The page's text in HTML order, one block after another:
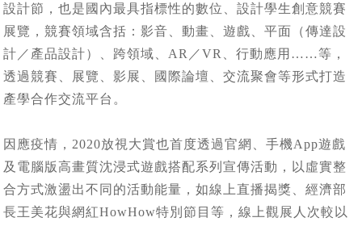
設計節，也是國內最具指標性的數位、設計學生創意競賽
展覽，競賽領域含括：影音、動畫、遊戲、平面（傳達設
計／產品設計）、跨領域、AR／VR、行動應用……等，
透過競賽、展覽、影展、國際論壇、交流聚會等形式打造
產學合作交流平台。
因應疫情，2020放視大賞也首度透過官網、手機App遊戲
及電腦版高畫質沈浸式遊戲搭配系列宣傳活動，以虛實整
合方式激盪出不同的活動能量，如線上直播揭獎、經濟部
長王美花與網紅HowHow特別節目等，線上觀展人次較以